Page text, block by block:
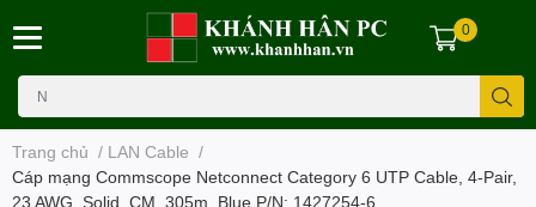
0
Trang chủ / LAN Cable /
Cáp mạng Commscope Netconnect Category 6 UTP Cable, 4-Pair,
23 AWG, Solid, CM, 305m, Blue P/N: 1427254-6